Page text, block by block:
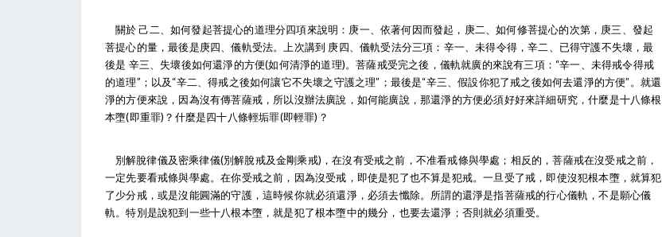
關於 己二、如何發起菩提心的道理分四項來說明：庚一、依著何因而發起，庚二、如何修菩提心的次第，庚三、發起
菩提心的量，最後是庚四、儀軌受法。上次講到 庚四、儀軌受法分三項：辛一、未得令得，辛二、已得守護不失壞，最
後是 辛三、失壞後如何還淨的方便(如何清淨的道理)。菩薩戒受完之後，儀軌就廣的來說有三項：“辛一、未得戒令得戒
的道理”；以及“辛二、得戒之後如何讓它不失壞之守護之理”；最後是“辛三、假設你犯了戒之後如何去還淨的方便”。就還
淨的方便來說，因為沒有傳菩薩戒，所以沒辦法廣說，如何能廣說，那還淨的方便必須好好來詳細研究，什麼是十八條根
本墮(即重罪)？什麼是四十八條輕垢罪(即輕罪)？
別解脫律儀及密乘律儀(別解脫戒及金剛乘戒)，在沒有受戒之前，不准看戒條與學處；相反的，菩薩戒在沒受戒之前，
一定先要看戒條與學處。在你受戒之前，因為沒受戒，即使是犯了也不算是犯戒。一旦受了戒，即使沒犯根本墮，就算犯
了少分戒，或是沒能圓滿的守護，這時候你就必須還淨，必須去懺除。所謂的還淨是指菩薩戒的行心儀軌，不是願心儀
軌。特別是說犯到一些十八根本墮，就是犯了根本墮中的幾分，也要去還淨；否則就必須重受。